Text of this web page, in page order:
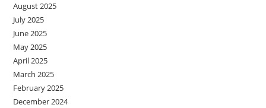
August 2025
July 2025
June 2025
May 2025
April 2025
March 2025
February 2025
December 2024